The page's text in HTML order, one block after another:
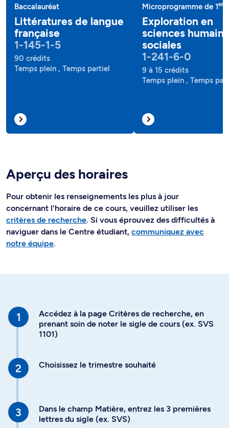
Baccalauréat
Littératures de langue
française
1-145-1-5
90 crédits
Temps plein , Temps partiel
Microprogramme de 1er
Exploration en
sciences
sociales
1-241-6-0
9 à 15 crédits
Temps plein , Temps
Aperçu des horaires
Pour obtenir les renseignements les plus à jour
concernant l'horaire de ce cours, veuillez utiliser les
critères de recherche. Si vous éprouvez des difficultés à
naviguer dans le Centre étudiant, communiquez avec
notre équipe.
Accédez à la page Critères de recherche, en
prenant soin de noter le sigle de cours (ex. SVS
1101)
Choisissez le trimestre souhaité
Dans le champ Matière, entrez les 3 premières
lettres du sigle (ex. SVS)